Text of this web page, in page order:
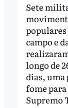
Sete
populares
campo e
longo de
dias, uma
fome para
Supremo